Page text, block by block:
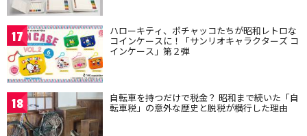
17 ハローキティ、ポチャッコたちが昭和レトロな
コインケースに！「サンリオキャラクターズ コ
インケース」第２弾
18 自転車を持つだけで税金？ 昭和まで続いた「自
転車税」の意外な歴史と脱税が横行した理由